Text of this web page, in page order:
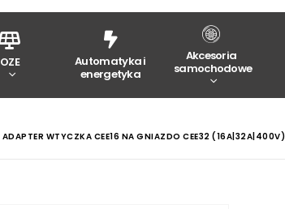
OZE
Automatyka i
energetyka
Akcesoria
samochodowe
ADAPTER WTYCZKA CEE16 NA GNIAZDO CEE32 (16A|32A|400V)